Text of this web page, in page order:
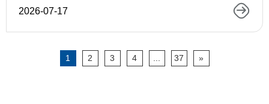
2026-07-17
1 2 3 4 37 »